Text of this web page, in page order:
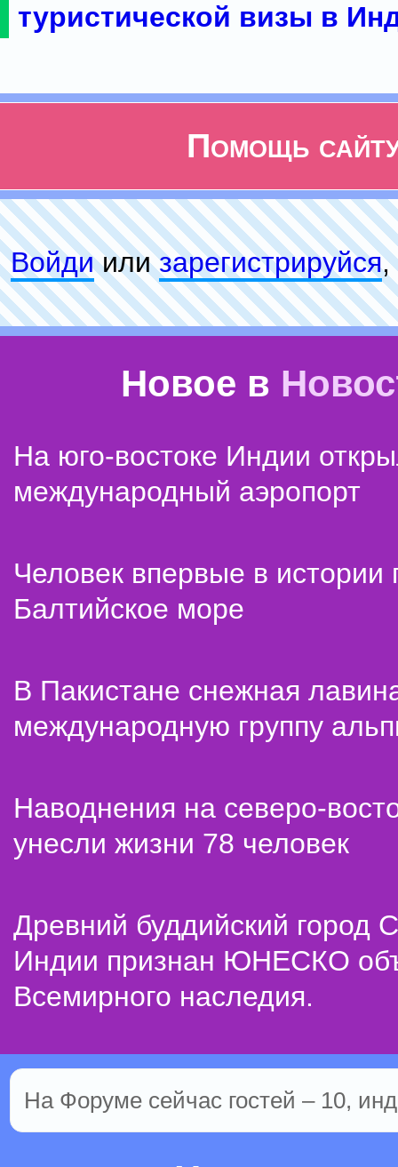
туристической визы в
Помощь
Войдиилизарeгиcтpируйся,
Новое в
На юго-востоке Индии
международный аэропорт
Человек впервые в истории
Балтийское море
В Пакистане снежная
международную группу
Наводнения на северо-
унесли жизни 78 человек
Древний буддийский город
Индии признан ЮНЕСКО
Всемирного наследия.
На Форуме сейчас гостей – 10,